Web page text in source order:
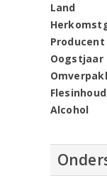
Land
Producent
Oogstjaar
Flesinhoud
Alcohol